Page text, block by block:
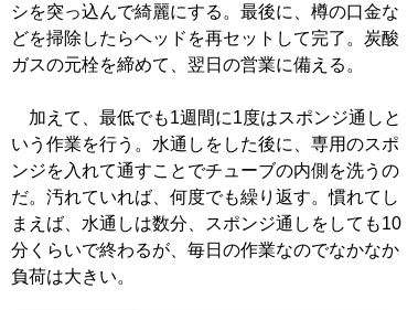
シを突っ込んで綺麗にする。最後に、樽の口金な
どを掃除したらヘッドを再セットして完了。炭酸
ガスの元栓を締めて、翌日の営業に備える。
加えて、最低でも1週間に1度はスポンジ通しと
いう作業を行う。水通しをした後に、専用のスポ
ンジを入れて通すことでチューブの内側を洗うの
だ。汚れていれば、何度でも繰り返す。慣れてし
まえば、水通しは数分、スポンジ通しをしても10
分くらいで終わるが、毎日の作業なのでなかなか
負荷は大きい。